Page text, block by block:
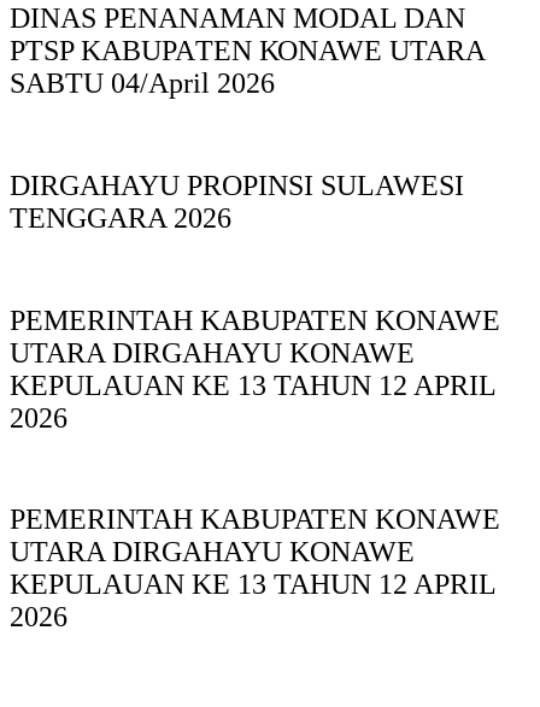
DINAS PΕΝΑΝΑΜAN MODAL DAN
PTSP KABUPAΤΕΝ ΚΟNAWE UTARA
SABTU 04/April 2026
DIRGAHAYU PROPINSI SULAWESI
TENGGARA 2026
PEMERINTAH KABUPATEN KONAWE
UTARA DIRGAHAYU KONAWE
KEPULAUAN KE 13 TAHUN 12 APRIL
2026
PEMERINTAH KABUPATEN KONAWE
UTARA DIRGAHAYU KONAWE
KEPULAUAN KE 13 TAHUN 12 APRIL
2026